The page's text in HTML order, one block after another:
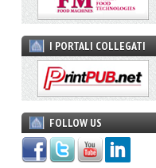
I PORTALI COLLEGATI
FOLLOW US